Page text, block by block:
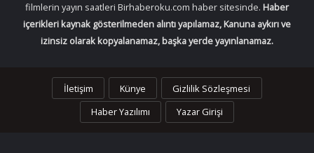
filmlerin yayın saatleri Birhaberoku.com haber sitesinde. Haber
içerikleri kaynak gösterilmeden alıntı yapılamaz, Kanuna aykırı ve
izinsiz olarak kopyalanamaz, başka yerde yayınlanamaz.
İletişim Künye
Gizlilik Sözleşmesi
Haber Yazılımı
Yazar Girişi